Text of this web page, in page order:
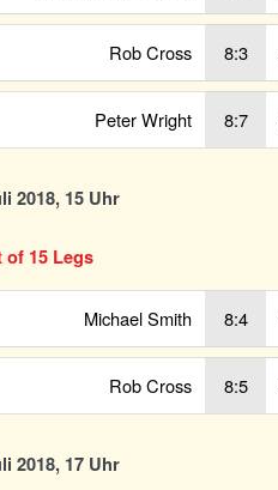
Rob Cross 8:3
Peter Wright 8:7
2018, 15 Uhr
of 15 Legs
Michael Smith 8:4
Rob Cross 8:5
2018, 17 Uhr